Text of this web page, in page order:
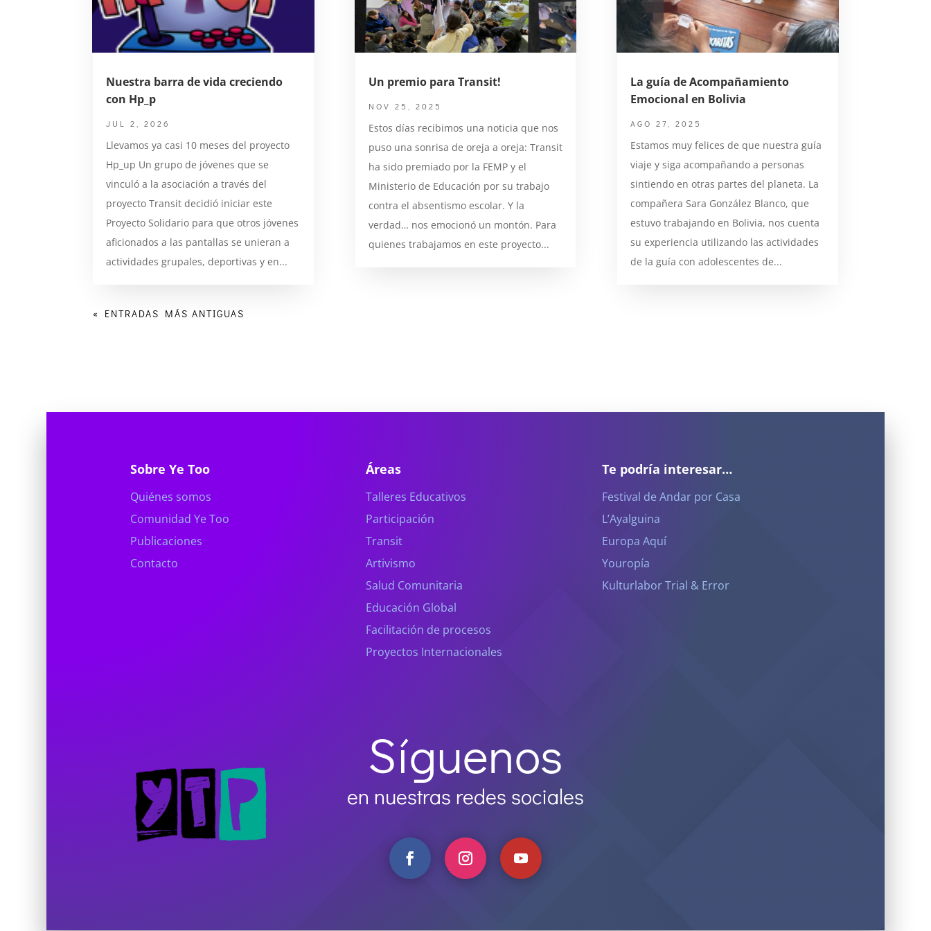
Nuestra barra de vida creciendo
con Hp_p
JUL 2, 2026
Llevamos ya casi 10 meses del proyecto
Hp_up Un grupo de jóvenes que se
vinculó a la asociación a través del
proyecto Transit decidió iniciar este
Proyecto Solidario para que otros jóvenes
aficionados a las pantallas se unieran a
actividades grupales, deportivas y en...
Un premio para Transit!
NOV 25, 2025
Estos días recibimos una noticia que nos
puso una sonrisa de oreja a oreja: Transit
ha sido premiado por la FEMP y el
Ministerio de Educación por su trabajo
contra el absentismo escolar. Y la
verdad… nos emocionó un montón. Para
quienes trabajamos en este proyecto...
La guía de Acompañamiento
Emocional en Bolivia
AGO 27, 2025
Estamos muy felices de que nuestra guía
viaje y siga acompañando a personas
sintiendo en otras partes del planeta. La
compañera Sara González Blanco, que
estuvo trabajando en Bolivia, nos cuenta
su experiencia utilizando las actividades
de la guía con adolescentes de...
« ENTRADAS MÁS ANTIGUAS
Sobre Ye Too
Quiénes somos
Comunidad Ye Too
Publicaciones
Contacto
Áreas
Talleres Educativos
Participación
Transit
Artivismo
Salud Comunitaria
Educación Global
Facilitación de procesos
Proyectos Internacionales
Te podría interesar…
Festival de Andar por Casa
L’Ayalguina
Europa Aquí
Youropía
Kulturlabor Trial & Error
Síguenos
en nuestras redes sociales